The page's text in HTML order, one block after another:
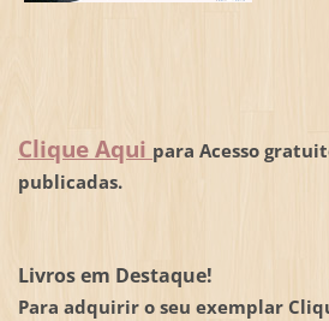
Clique Aqui para Acesso
publicadas.
Livros em Destaque!
Para adquirir o seu exemplar